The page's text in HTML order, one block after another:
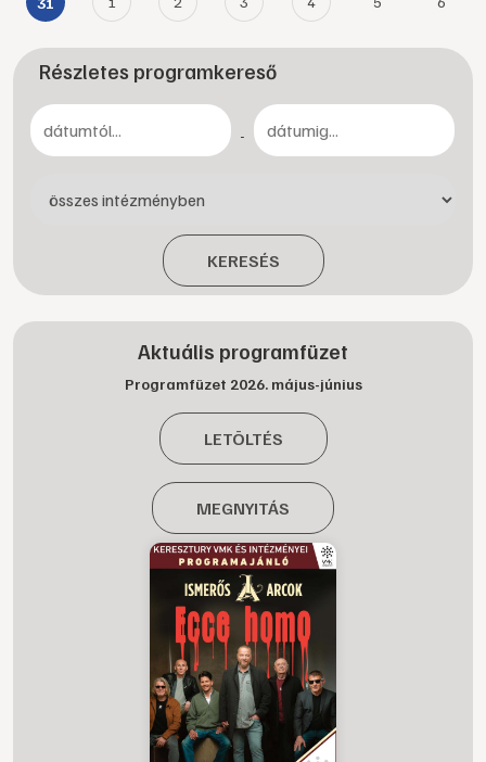
Részletes programkereső
-
KERESÉS
Aktuális programfüzet
Programfüzet 2026. május-június
LETÖLTÉS
MEGNYITÁS